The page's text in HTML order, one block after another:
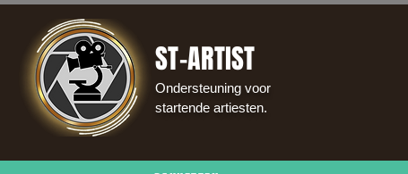
ST-ARTIST
Ondersteuning voor
startende artiesten.